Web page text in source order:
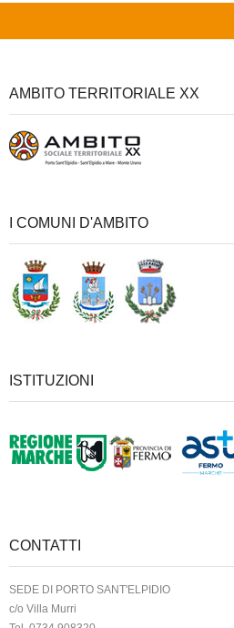
AMBITO TERRITORIALE XX
I COMUNI D'AMBITO
ISTITUZIONI
CONTATTI
SEDE DI PORTO SANT'ELPIDIO
c/o Villa Murri